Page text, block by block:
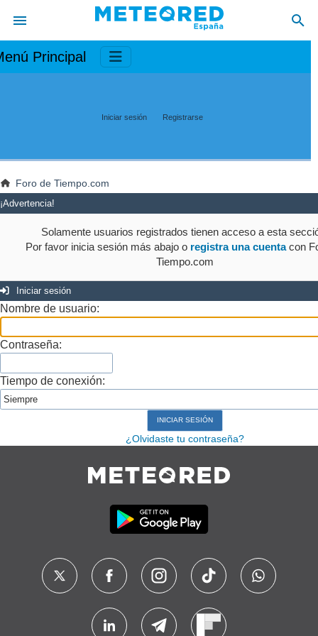
Principal
Iniciar sesión Registrarse
Foro de Tiempo.com
¡Advertencia!
Solamente usuarios registrados tienen acceso a esta
Por favor inicia sesión más abajo o registra una cuentacon
Tiempo.com
Iniciar sesión
Nombre de usuario:
Contraseña:
Tiempo de conexión:
¿Olvidaste tu contraseña?